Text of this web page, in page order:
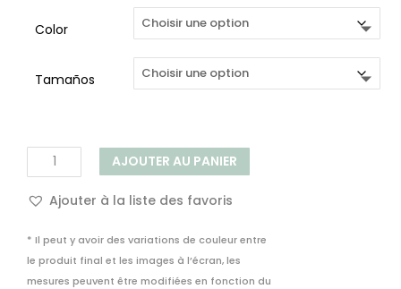
prix :
36,00€
à
65,00€
Color
Tamaños
quantité
de
Nappe
Rotin
Naturel
AJOUTER AU PANIER
Ajouter à la liste des favoris
* Il peut y avoir des variations de couleur entre
le produit final et les images à l’écran, les
mesures peuvent être modifiées en fonction du